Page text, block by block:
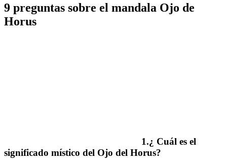
9 preguntas sobre el mandala Ojo de
Horus
1.¿ Cuál es el
significado místico del Ojo del Horus?